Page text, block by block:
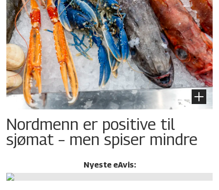
Nordmenn er positive til
sjømat – men spiser mindre
Nyeste eAvis: